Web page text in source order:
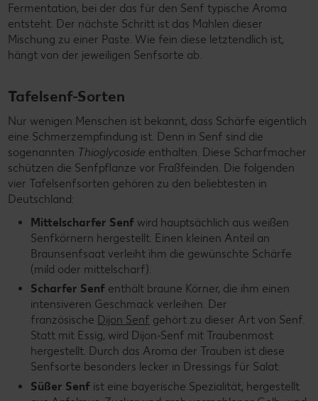
Fermentation, bei der das für den Senf typische Aroma
entsteht. Der nächste Schritt ist das Mahlen dieser
Mischung zu einer Paste. Wie fein diese letztendlich ist,
hängt von der jeweiligen Senfsorte ab.
Tafelsenf-Sorten
Nur wenigen Menschen ist bekannt, dass Schärfe eigentlich
eine Schmerzempfindung ist. Denn in Senf sind die
sogenannten Thioglycoside enthalten. Diese Scharfmacher
schützen die Senfpflanze vor Fraßfeinden. Die folgenden
vier Tafelsenfsorten gehören zu den beliebtesten in
Deutschland:
Mittelscharfer Senf wird hauptsächlich aus weißen
Senfkörnern hergestellt. Einen kleinen Anteil an
Braunsenfsaat verleiht ihm die gewünschte Schärfe
(mild oder mittelscharf).
Scharfer Senf enthält braune Körner, die ihm einen
intensiveren Geschmack verleihen. Der
französische Dijon Senf gehört zu dieser Art von Senf.
Statt mit Essig, wird Dijon-Senf mit Traubenmost
hergestellt. Durch das Aroma der Trauben ist diese
Senfsorte besonders lecker in Dressings für Salat.
Süßer Senf ist eine bayerische Spezialität, hergestellt